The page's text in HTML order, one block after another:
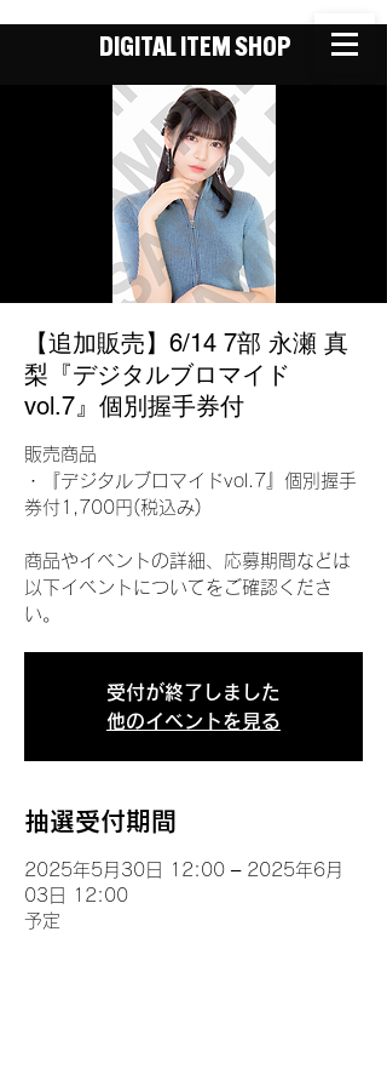
DIGITAL ITEM SHOP
【追加販売】6/14 7部 永瀬 真
梨『デジタルブロマイド
vol.7』個別握手券付
販売商品
・『デジタルブロマイドvol.7』個別握手
券付1,700円(税込み)
商品やイベントの詳細、応募期間などは
以下イベントについてをご確認くださ
い。
受付が終了しました
他のイベントを見る
抽選受付期間
2025年5月30日 12:00 – 2025年6月
03日 12:00
予定